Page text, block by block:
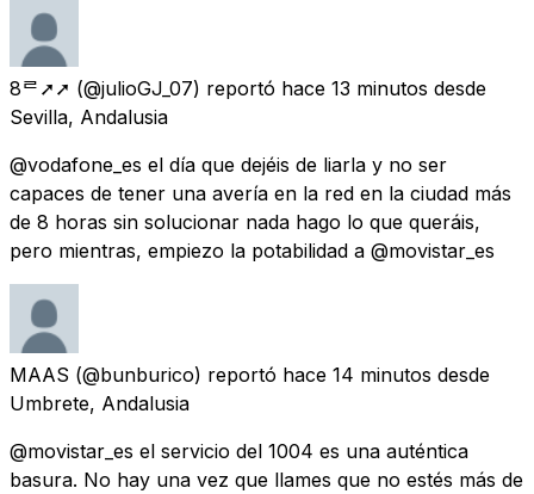
8ᄅ➚➚ (@julioGJ_07) reportó hace 13 minutos desde
Sevilla, Andalusia
@vodafone_es el día que dejéis de liarla y no ser
capaces de tener una avería en la red en la ciudad más
de 8 horas sin solucionar nada hago lo que queráis,
pero mientras, empiezo la potabilidad a @movistar_es
MAAS (@bunburico) reportó hace 14 minutos desde
Umbrete, Andalusia
@movistar_es el servicio del 1004 es una auténtica
basura. No hay una vez que llames que no estés más de